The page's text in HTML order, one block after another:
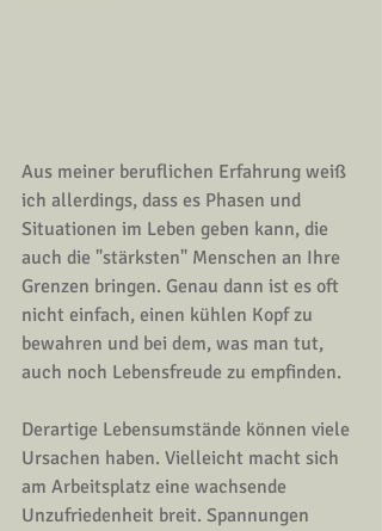
Aus meiner beruflichen Erfahrung weiß
ich allerdings, dass es Phasen und
Situationen im Leben geben kann, die
auch die "stärksten" Menschen an Ihre
Grenzen bringen. Genau dann ist es oft
nicht einfach, einen kühlen Kopf zu
bewahren und bei dem, was man tut,
auch noch Lebensfreude zu empfinden.
Derartige Lebensumstände können viele
Ursachen haben. Vielleicht macht sich
am Arbeitsplatz eine wachsende
Unzufriedenheit breit. Spannungen